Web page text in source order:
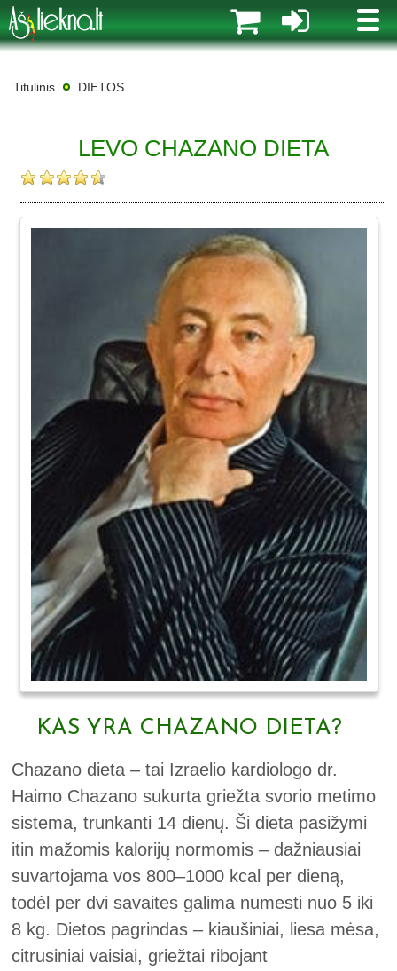
MENIU
Titulinis DIETOS
LEVO CHAZANO DIETA
KAS YRA CHAZANO DIETA?
Chazano dieta – tai Izraelio kardiologo dr.
Haimo Chazano sukurta griežta svorio metimo
sistema, trunkanti 14 dienų. Ši dieta pasižymi
itin mažomis kalorijų normomis – dažniausiai
suvartojama vos 800–1000 kcal per dieną,
todėl per dvi savaites galima numesti nuo 5 iki
8 kg. Dietos pagrindas – kiaušiniai, liesa mėsa,
citrusiniai vaisiai, griežtai ribojant